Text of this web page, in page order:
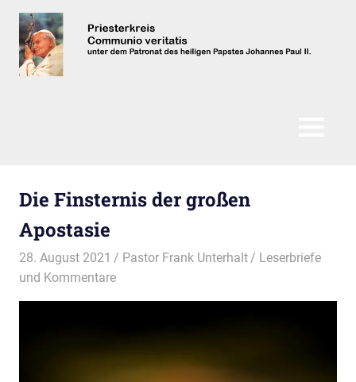
Zum
Inhalt
springen
Die Finsternis der großen
Apostasie
28. August 2021 Pastor Frank Unterhalt
Leserbriefe
und Kommentare